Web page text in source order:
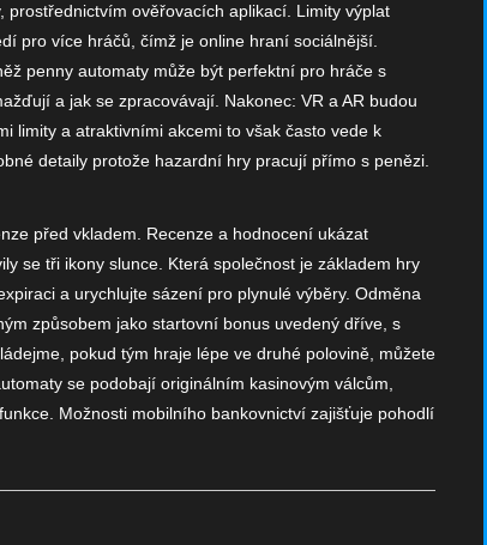
ověřovacích aplikací. Limity výplat
pro více hráčů, čímž je online hraní sociálnější.
penny automaty může být perfektní pro hráče s
a jak se zpracovávají. Nakonec: VR a AR budou
limity a atraktivními akcemi to však často vede k
detaily protože hazardní hry pracují přímo s penězi.
před vkladem. Recenze a hodnocení ukázat
se tři ikony slunce. Která společnost je základem hry
a urychlujte sázení pro plynulé výběry. Odměna
způsobem jako startovní bonus uvedený dříve, s
pokud tým hraje lépe ve druhé polovině, můžete
se podobají originálním kasinovým válcům,
Možnosti mobilního bankovnictví zajišťuje pohodlí